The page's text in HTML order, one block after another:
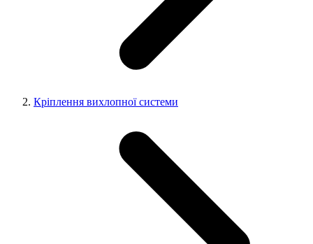
Кріплення вихлопної системи